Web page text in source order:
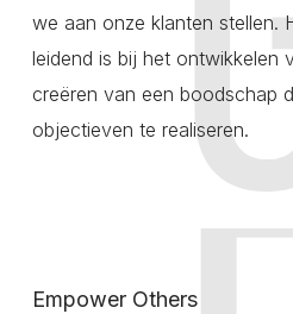
we aan onze klanten stellen.
leidend is bij het ontwikkelen
creëren van een boodschap
objectieven te realiseren.
Empower Others